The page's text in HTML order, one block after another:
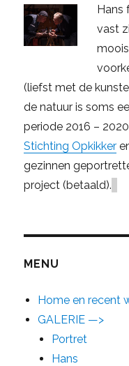
Hans
vast
(liefst met de
de natuur is soms
periode 2016 –
Stichting Opkikker
gezinnen
project (betaald).
MENU
Home en recent
GALERIE —>
Portret
Hans